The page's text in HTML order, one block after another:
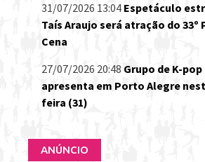
31/07/2026 13:04 Espetáculo
Taís Araujo será atração do 33º
Cena
27/07/2026 20:48 Grupo de K-pop
apresenta em Porto Alegre
feira (31)
ANÚNCIO